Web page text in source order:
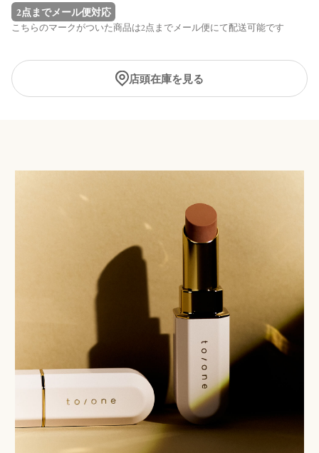
2点までメール便対応
こちらのマークがついた商品は2点までメール便にて配送可能です
店頭在庫を見る